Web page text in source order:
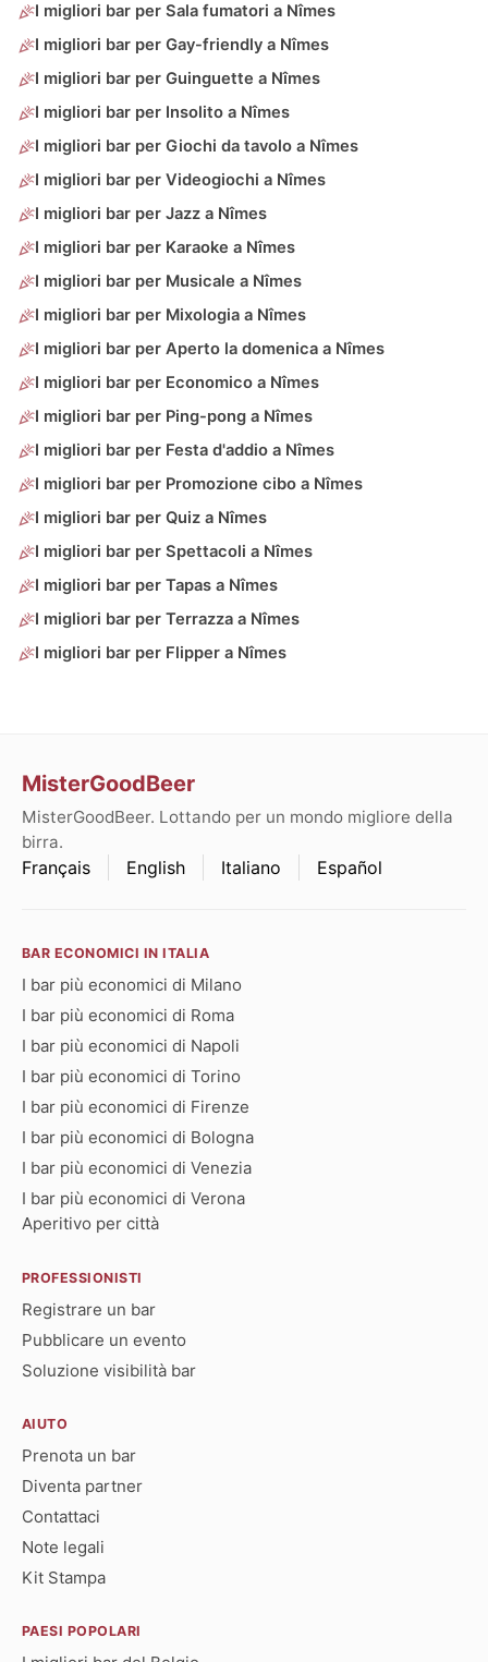
I migliori bar per Sala fumatori a Nîmes
I migliori bar per Gay-friendly a Nîmes
I migliori bar per Guinguette a Nîmes
I migliori bar per Insolito a Nîmes
I migliori bar per Giochi da tavolo a Nîmes
I migliori bar per Videogiochi a Nîmes
I migliori bar per Jazz a Nîmes
I migliori bar per Karaoke a Nîmes
I migliori bar per Musicale a Nîmes
I migliori bar per Mixologia a Nîmes
I migliori bar per Aperto la domenica a Nîmes
I migliori bar per Economico a Nîmes
I migliori bar per Ping-pong a Nîmes
I migliori bar per Festa d'addio a Nîmes
I migliori bar per Promozione cibo a Nîmes
I migliori bar per Quiz a Nîmes
I migliori bar per Spettacoli a Nîmes
I migliori bar per Tapas a Nîmes
I migliori bar per Terrazza a Nîmes
I migliori bar per Flipper a Nîmes
MisterGoodBeer
MisterGoodBeer. Lottando per un mondo migliore della
birra.
Français English Italiano Español
BAR ECONOMICI IN ITALIA
I bar più economici di Milano
I bar più economici di Roma
I bar più economici di Napoli
I bar più economici di Torino
I bar più economici di Firenze
I bar più economici di Bologna
I bar più economici di Venezia
I bar più economici di Verona
Aperitivo per città
PROFESSIONISTI
Registrare un bar
Pubblicare un evento
Soluzione visibilità bar
AIUTO
Prenota un bar
Diventa partner
Contattaci
Note legali
Kit Stampa
PAESI POPOLARI